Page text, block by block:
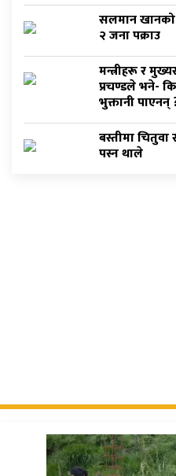
सलमान खानको
२ जना पक्राउ
मन्त्रीहरू र
प्रचण्डले भने-
भुक्तानी पाएनन्
बस्तीमा चितुवा
पस्न थाले